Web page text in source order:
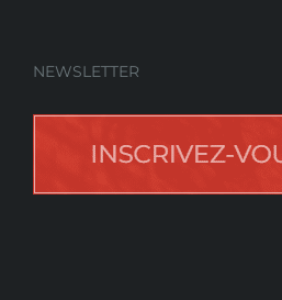
NEWSLETTER